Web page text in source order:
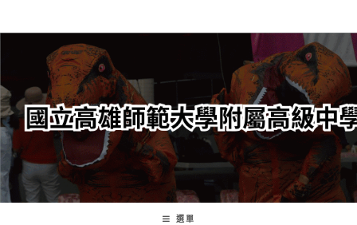
轉
要
內
容
選單